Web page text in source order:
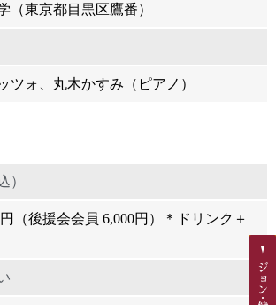
（東京都目黒区鷹番）
ツォ、丸木かすみ（ピアノ）
）
（後援会会員 6,000円）＊ドリンク＋